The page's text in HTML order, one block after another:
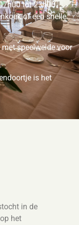
tot 23h00.
of een snelle
speelweide voor
is het
in de
het